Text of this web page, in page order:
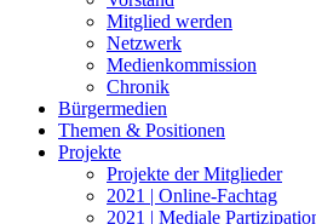
Mitglied werden
Netzwerk
Medienkommission
Chronik
Bürgermedien
Themen & Positionen
Projekte
Projekte der Mitglieder
2021 | Online-Fachtag
2021 | Mediale